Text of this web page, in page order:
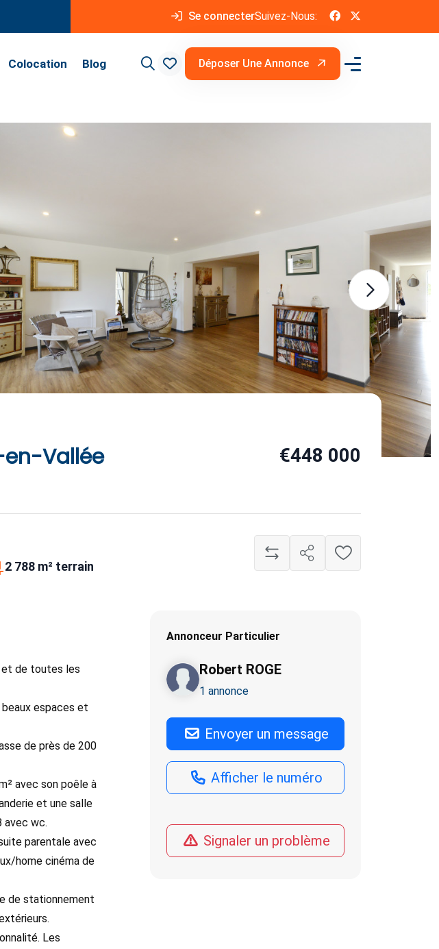
Se connecterSuivez-Nous:
Colocation Blog Déposer Une Annonce
en-Vallée €448 000
2 788 m² terrain
et de toutes les
espaces et
de près de 200
avec son poêle à
et une salle
avec wc.
parentale avec
home cinéma de
de stationnement
Les
Annonceur Particulier
Robert ROGE
1 annonce
Envoyer un message
Afficher le numéro
Signaler un problème